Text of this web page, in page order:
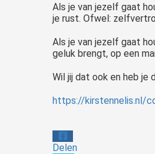
Als je van jezelf gaat
je rust. Ofwel:
Als je van jezelf gaat
geluk brengt, op een
Wil jij dat ook en heb je
https://kirstennelis.nl/
Delen